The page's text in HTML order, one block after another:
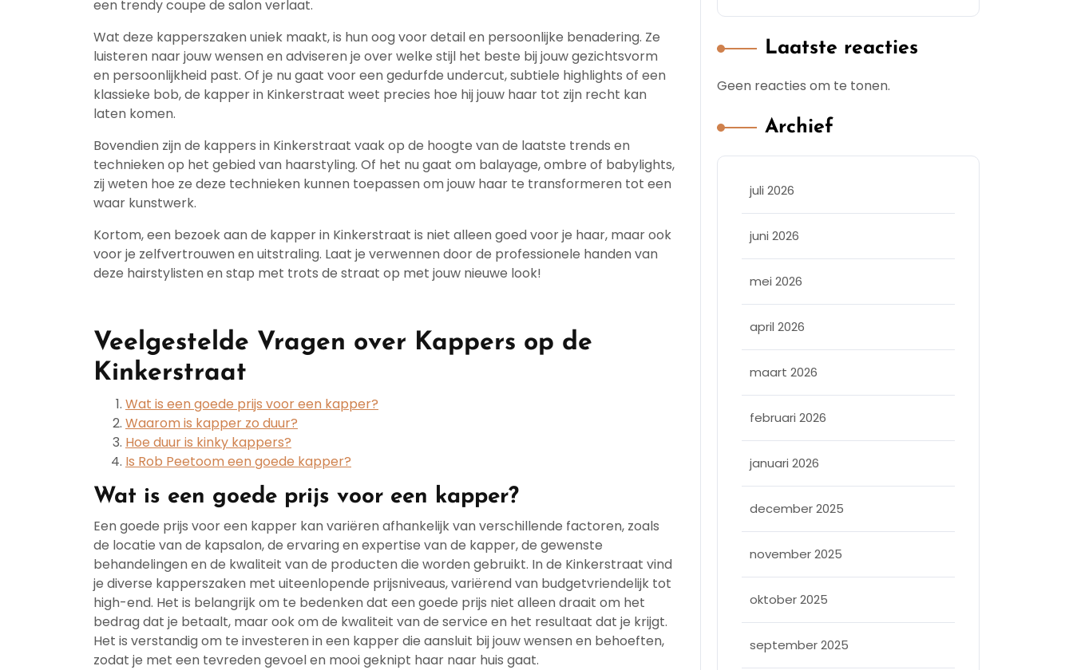
een trendy coupe de salon verlaat.
Wat deze kapperszaken uniek maakt, is hun oog voor detail en persoonlijke benadering. Ze
luisteren naar jouw wensen en adviseren je over welke stijl het beste bij jouw gezichtsvorm
en persoonlijkheid past. Of je nu gaat voor een gedurfde undercut, subtiele highlights of een
klassieke bob, de kapper in Kinkerstraat weet precies hoe hij jouw haar tot zijn recht kan
laten komen.
Bovendien zijn de kappers in Kinkerstraat vaak op de hoogte van de laatste trends en
technieken op het gebied van haarstyling. Of het nu gaat om balayage, ombre of babylights,
zij weten hoe ze deze technieken kunnen toepassen om jouw haar te transformeren tot een
waar kunstwerk.
Kortom, een bezoek aan de kapper in Kinkerstraat is niet alleen goed voor je haar, maar ook
voor je zelfvertrouwen en uitstraling. Laat je verwennen door de professionele handen van
deze hairstylisten en stap met trots de straat op met jouw nieuwe look!
Veelgestelde Vragen over Kappers op de
Kinkerstraat
Wat is een goede prijs voor een kapper?
Waarom is kapper zo duur?
Hoe duur is kinky kappers?
Is Rob Peetoom een goede kapper?
Wat is een goede prijs voor een kapper?
Een goede prijs voor een kapper kan variëren afhankelijk van verschillende factoren, zoals
de locatie van de kapsalon, de ervaring en expertise van de kapper, de gewenste
behandelingen en de kwaliteit van de producten die worden gebruikt. In de Kinkerstraat vind
je diverse kapperszaken met uiteenlopende prijsniveaus, variërend van budgetvriendelijk tot
high-end. Het is belangrijk om te bedenken dat een goede prijs niet alleen draait om het
bedrag dat je betaalt, maar ook om de kwaliteit van de service en het resultaat dat je krijgt.
Het is verstandig om te investeren in een kapper die aansluit bij jouw wensen en behoeften,
zodat je met een tevreden gevoel en mooi geknipt haar naar huis gaat.
Laatste reacties
Geen reacties om te tonen.
Archief
juli 2026
juni 2026
mei 2026
april 2026
maart 2026
februari 2026
januari 2026
december 2025
november 2025
oktober 2025
september 2025